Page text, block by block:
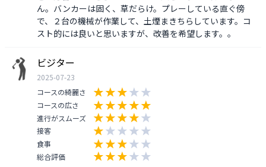
ん。バンカーは固く、草だらけ。プレーしている直ぐ傍
で、２台の機械が作業して、土煙まきちらしています。コ
スト的には良いと思いますが、改善を希望します。。
ビジター
2025-07-23
コースの綺麗さ
コースの広さ
進行がスムーズ
接客
食事
総合評価